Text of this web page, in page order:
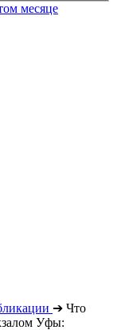
месяце
➔ Что
Уфы: